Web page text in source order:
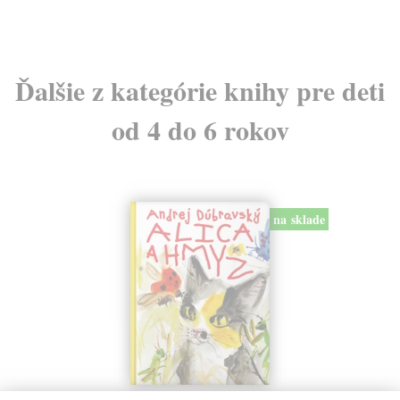
Ďalšie z kategórie knihy pre deti
od 4 do 6 rokov
na sklade